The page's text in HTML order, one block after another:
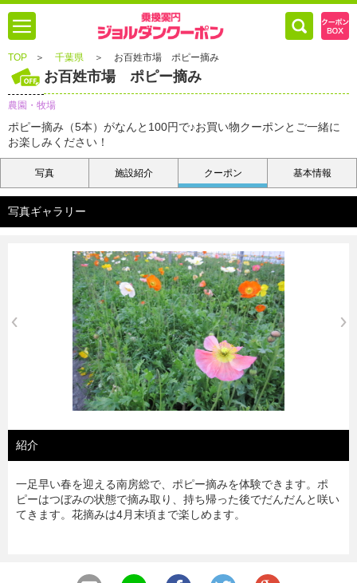
TOP ＞ 千葉県 ＞ お百姓市場 ポピー摘み
お百姓市場 ポピー摘み
農園・牧場
ポピー摘み（5本）がなんと100円で♪お買い物クーポンとご一緒に
お楽しみください！
写真 施設紹介 クーポン 基本情報
写真ギャラリー
紹介
一足早い春を迎える南房総で、ポピー摘みを体験できます。ポ
ピーはつぼみの状態で摘み取り、持ち帰った後でだんだんと咲い
てきます。花摘みは4月末頃まで楽しめます。